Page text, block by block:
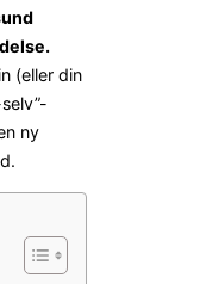
(eller din
ny